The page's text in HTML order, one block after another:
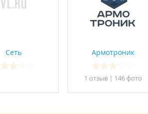
Сеть Армотроник
1 отзыв | 146 фото